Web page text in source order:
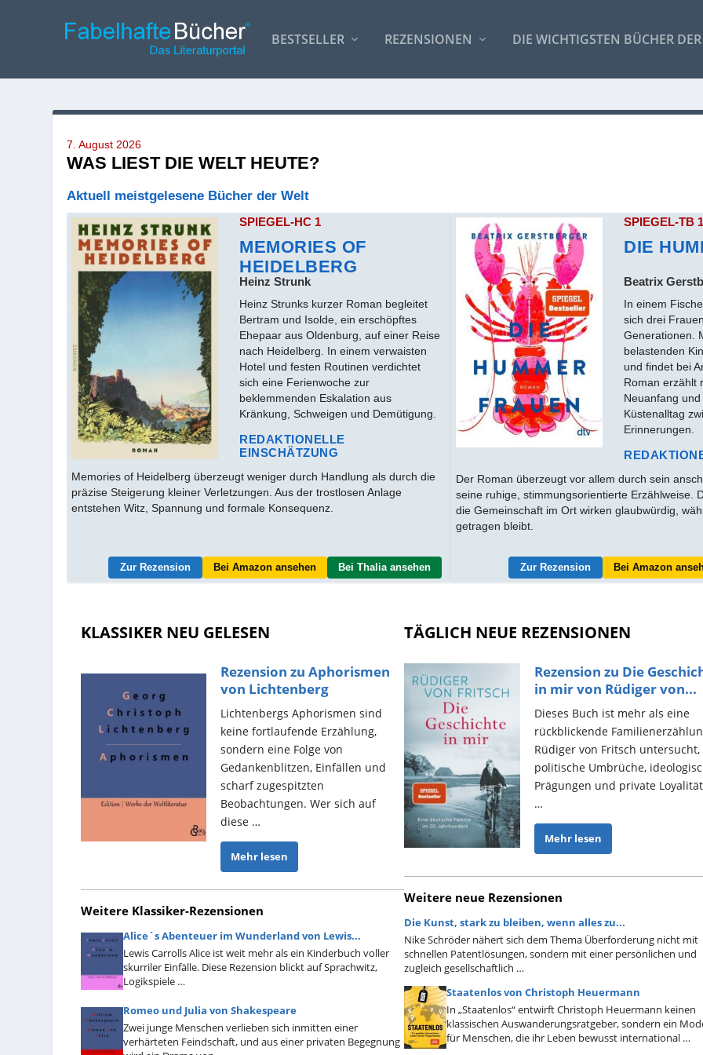
BESTSELLER REZENSIONEN DIE WICHTIGSTEN BÜCHER
7. August 2026
WAS LIEST DIE WELT HEUTE?
Aktuell meistgelesene Bücher der Welt
SPIEGEL-HC 1
MEMORIES OF
HEIDELBERG
Heinz Strunk
Heinz Strunks kurzer Roman begleitet
Bertram und Isolde, ein erschöpftes
Ehepaar aus Oldenburg, auf einer Reise
nach Heidelberg. In einem verwaisten
Hotel und festen Routinen verdichtet
sich eine Ferienwoche zur
beklemmenden Eskalation aus
Kränkung, Schweigen und Demütigung.
REDAKTIONELLE
EINSCHÄTZUNG
Memories of Heidelberg überzeugt weniger durch Handlung als durch die
präzise Steigerung kleiner Verletzungen. Aus der trostlosen Anlage
entstehen Witz, Spannung und formale Konsequenz.
Zur Rezension Bei Amazon ansehen Bei Thalia ansehen
SPIEGEL-TB 1
DIE
Beatrix
In einem
sich drei
Generationen.
belastenden
und findet bei
Roman erzählt
Neuanfang und
Küstenalltag
Erinnerungen.
Der Roman überzeugt vor allem durch sein
seine ruhige, stimmungsorientierte Erzählweise.
die Gemeinschaft im Ort wirken glaubwürdig,
getragen bleibt.
Zur Rezension Bei Amazon
KLASSIKER NEU GELESEN
Rezension zu Aphorismen
von Lichtenberg
Lichtenbergs Aphorismen sind
keine fortlaufende Erzählung,
sondern eine Folge von
Gedankenblitzen, Einfällen und
scharf zugespitzten
Beobachtungen. Wer sich auf
diese …
Mehr lesen
Weitere Klassiker-Rezensionen
Alice`s Abenteuer im Wunderland von Lewis...
Lewis Carrolls Alice ist weit mehr als ein Kinderbuch voller
skurriler Einfälle. Diese Rezension blickt auf Sprachwitz,
Logikspiele …
Romeo und Julia von Shakespeare
Zwei junge Menschen verlieben sich inmitten einer
verhärteten Feindschaft, und aus einer privaten Begegnung
TÄGLICH NEUE REZENSIONEN
Rezension zu Die
in mir von Rüdiger von...
Dieses Buch ist mehr als eine
rückblickende
Rüdiger von Fritsch untersucht,
politische Umbrüche,
Prägungen und private
…
Mehr lesen
Weitere neue Rezensionen
Die Kunst, stark zu bleiben, wenn alles zu...
Nike Schröder nähert sich dem Thema Überforderung nicht mit
schnellen Patentlösungen, sondern mit einer persönlichen und
zugleich gesellschaftlich …
Staatenlos von Christoph Heuermann
In „Staatenlos“ entwirft Christoph Heuermann keinen
klassischen Auswanderungsratgeber, sondern ein
für Menschen, die ihr Leben bewusst international …